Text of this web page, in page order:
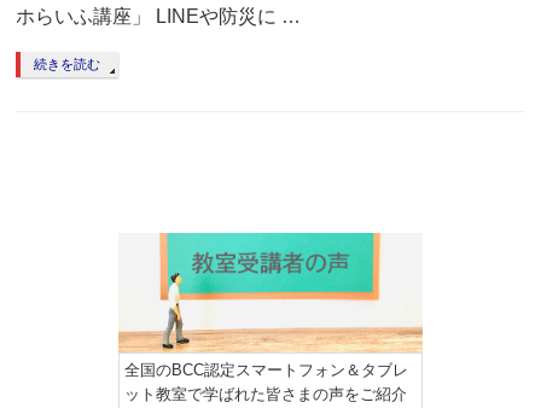
ホらいふ講座」 LINEや防災に …
続きを読む
全国のBCC認定スマートフォン＆タブレ
ット教室で学ばれた皆さまの声をご紹介